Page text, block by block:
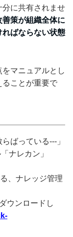
分に共有されませ
策が組織全体に
ばならない状態
マニュアルとし
ることが重要で
ばっている---」
ナレカン」
、ナレッジ管理
ウンロードし